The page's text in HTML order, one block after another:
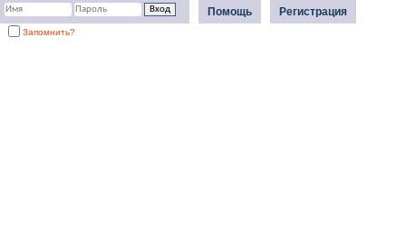
Регистрация
Помощь
Запомнить?